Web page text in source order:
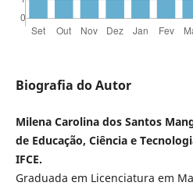
Biografia do Autor
Milena Carolina dos Santos
de Educação, Ciência e
IFCE.
Graduada em Licenciatura em